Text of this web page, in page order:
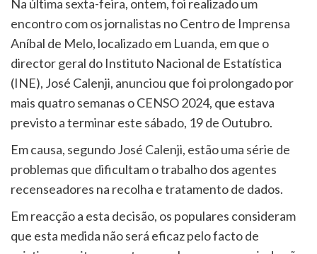
Na última sexta-feira, ontem, foi realizado um
encontro com os jornalistas no Centro de Imprensa
Aníbal de Melo, localizado em Luanda, em que o
director geral do Instituto Nacional de Estatística
(INE), José Calenji, anunciou que foi prolongado por
mais quatro semanas o CENSO 2024, que estava
previsto a terminar este sábado, 19 de Outubro.
Em causa, segundo José Calenji, estão uma série de
problemas que dificultam o trabalho dos agentes
recenseadores na recolha e tratamento de dados.
Em reacção a esta decisão, os populares consideram
que esta medida não será eficaz pelo facto de